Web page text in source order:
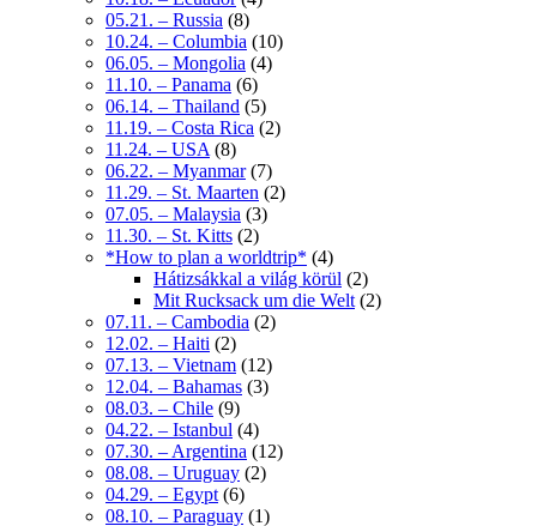
05.21. – Russia (8)
10.24. – Columbia (10)
06.05. – Mongolia (4)
11.10. – Panama (6)
06.14. – Thailand (5)
11.19. – Costa Rica (2)
11.24. – USA (8)
06.22. – Myanmar(7)
11.29. – St. Maarten (2)
07.05. – Malaysia (3)
11.30. – St. Kitts (2)
*How to plan a worldtrip* (4)
Hátizsákkal a világ körül (2)
Mit Rucksack um die Welt (2)
07.11. – Cambodia (2)
12.02. – Haiti (2)
07.13. – Vietnam (12)
12.04. – Bahamas (3)
08.03. – Chile (9)
04.22. – Istanbul (4)
07.30. – Argentina (12)
08.08. – Uruguay (2)
04.29. – Egypt (6)
08.10. – Paraguay (1)